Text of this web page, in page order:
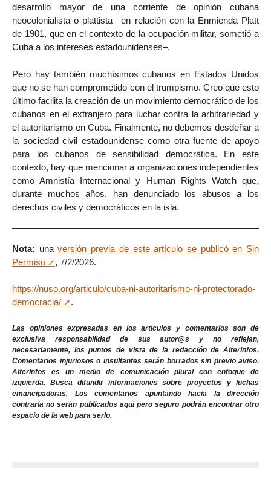
desarrollo mayor de una corriente de opinión cubana
neocolonialista o plattista –en relación con la Enmienda Platt
de 1901, que en el contexto de la ocupación militar, sometió a
Cuba a los intereses estadounidenses–.
Pero hay también muchísimos cubanos en Estados Unidos
que no se han comprometido con el trumpismo. Creo que esto
último facilita la creación de un movimiento democrático de los
cubanos en el extranjero para luchar contra la arbitrariedad y
el autoritarismo en Cuba. Finalmente, no debemos desdeñar a
la sociedad civil estadounidense como otra fuente de apoyo
para los cubanos de sensibilidad democrática. En este
contexto, hay que mencionar a organizaciones independientes
como Amnistía Internacional y Human Rights Watch que,
durante muchos años, han denunciado los abusos a los
derechos civiles y democráticos en la isla.
Nota: unaversión previa de este artículo se publicó en Sin
Permiso
, 7/2/2026.
https://nuso.org/articulo/cuba-ni-autoritarismo-ni-protectorado-
democracia/
.
Las opiniones expresadas en los artículos y comentarios son de
exclusiva responsabilidad de sus autor@s y no reflejan,
necesariamente, los puntos de vista de la redacción de AlterInfos.
Comentarios injuriosos o insultantes serán borrados sin previo aviso.
AlterInfos es un medio de comunicación plural con enfoque de
izquierda. Busca difundir informaciones sobre proyectos y luchas
emancipadoras. Los comentarios apuntando hacia la dirección
contraria no serán publicados aquí pero seguro podrán encontrar otro
espacio de la web para serlo.